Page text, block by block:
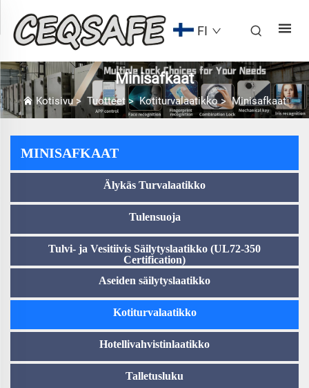
FI
Minisafkaat
Kotisivu> Tuotteet >Kotiturvalaatikko>Minisafkaat
MINISAFKAAT
Älykäs Turvalaatikko
Tulensuoja
Tulvi- ja Vesitiivis Säilytyslaatikko (UL72-350
Certification)
Aseiden säilytyslaatikko
Kotiturvalaatikko
Hotellivahvistinlaatikko
Talletusluku